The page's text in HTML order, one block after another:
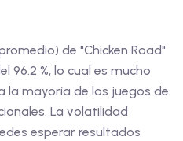
de "Chicken Road"
96.2 %, lo cual es mucho
la mayoría de los juegos de
La volatilidad
esperar resultados